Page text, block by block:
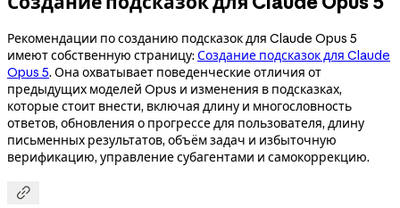
Рекомендации по созданию подсказок для Claude Opus 5
имеют собственную страницу: Создание подсказок для Claude
Opus 5. Она охватывает поведенческие отличия от
предыдущих моделей Opus и изменения в подсказках,
которые стоит внести, включая длину и многословность
ответов, обновления о прогрессе для пользователя, длину
письменных результатов, объём задач и избыточную
верификацию, управление субагентами и самокоррекцию.
